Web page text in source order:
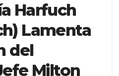
Harfuch
Lamenta
del
Milton